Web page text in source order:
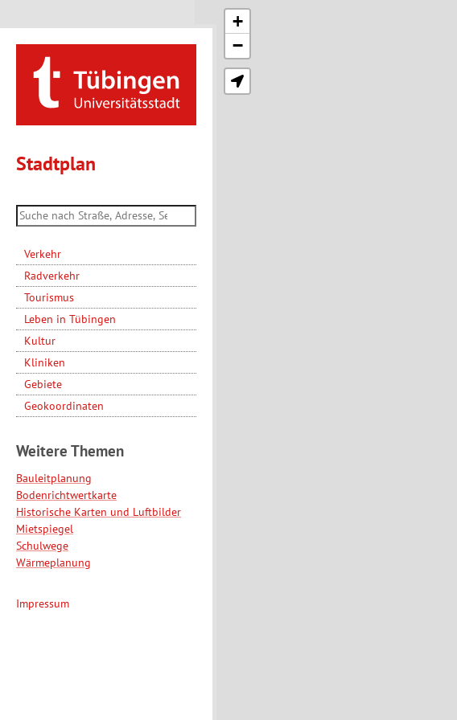
Stadtplan
Verkehr
Radverkehr
Tourismus
Leben in Tübingen
Kultur
Kliniken
Gebiete
Geokoordinaten
Weitere Themen
Bauleitplanung
Bodenrichtwertkarte
Historische Karten und Luftbilder
Mietspiegel
Schulwege
Wärmeplanung
Impressum
+
−